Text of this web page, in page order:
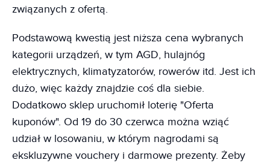
związanych z ofertą.
Podstawową kwestią jest niższa cena wybranych
kategorii urządzeń, w tym AGD, hulajnóg
elektrycznych, klimatyzatorów, rowerów itd. Jest ich
dużo, więc każdy znajdzie coś dla siebie.
Dodatkowo sklep uruchomił loterię "Oferta
kuponów". Od 19 do 30 czerwca można wziąć
udział w losowaniu, w którym nagrodami są
ekskluzywne vouchery i darmowe prezenty. Żeby